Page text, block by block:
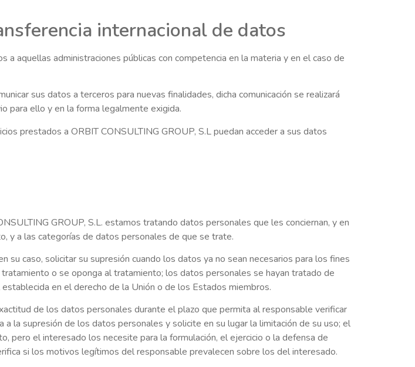
internacional de datos
a aquellas administraciones públicas con competencia en la materia y en el caso de
sus datos a terceros para nuevas finalidades, dicha comunicación se realizará
para ello y en la forma legalmente exigida.
prestados a ORBIT CONSULTING GROUP, S.L puedan acceder a sus datos
GROUP, S.L. estamos tratando datos personales que les conciernan, y en
y a las categorías de datos personales de que se trate.
caso, solicitar su supresión cuando los datos ya no sean necesarios para los fines
o se oponga al tratamiento; los datos personales se hayan tratado de
en el derecho de la Unión o de los Estados miembros.
de los datos personales durante el plazo que permita al responsable verificar
la supresión de los datos personales y solicite en su lugar la limitación de su uso; el
el interesado los necesite para la formulación, el ejercicio o la defensa de
si los motivos legítimos del responsable prevalecen sobre los del interesado.